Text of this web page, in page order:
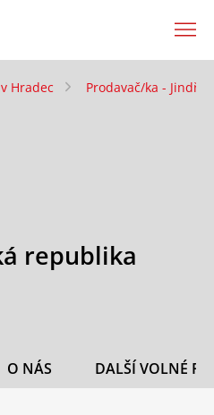
Hradec Prodavač/ka -
republika
O NÁS DALŠÍ VOLNÉ